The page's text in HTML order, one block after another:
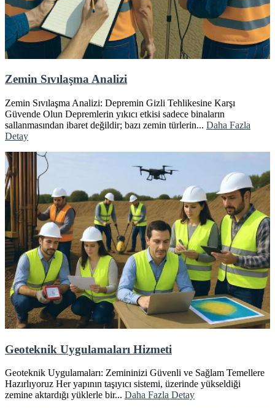
Zemin Sıvılaşma Analizi
Zemin Sıvılaşma Analizi: Depremin Gizli Tehlikesine Karşı
Güvende Olun Depremlerin yıkıcı etkisi sadece binaların
sallanmasından ibaret değildir; bazı zemin türlerin... Daha Fazla
Detay
Geoteknik Uygulamaları Hizmeti
Geoteknik Uygulamaları: Zemininizi Güvenli ve Sağlam Temellere
Hazırlıyoruz Her yapının taşıyıcı sistemi, üzerinde yükseldiği
zemine aktardığı yüklerle bir... Daha Fazla Detay